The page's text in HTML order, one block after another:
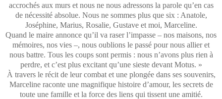
accrochés aux murs et nous ne nous adressons la parole qu’en cas
de nécessité absolue. Nous ne sommes plus que six : Anatole,
Joséphine, Marius, Rosalie, Gustave et moi, Marceline.
Quand le maire annonce qu’il va raser l’impasse – nos maisons, nos
mémoires, nos vies –, nous oublions le passé pour nous allier et
nous battre. Tous les coups sont permis : nous n’avons plus rien à
perdre, et c’est plus excitant qu’une sieste devant Motus. »
À travers le récit de leur combat et une plongée dans ses souvenirs,
Marceline raconte une magnifique histoire d’amour, les secrets de
toute une famille et la force des liens qui tissent une amitié.